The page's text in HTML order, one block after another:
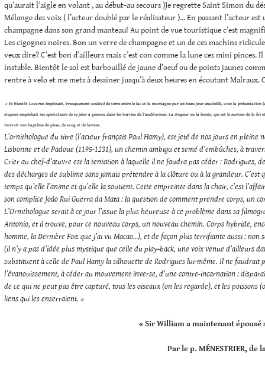
qu’aurait l’aigle en volant , au début-au secours )Je regrette Saint Simon du
Mélange des voix ( l’acteur doublé par le réalisateur )… En passant l’acteur
champagne dans son grand manteau! Au point de vue touristique c’est
Les cigognes noires. Bon un verre de champagne et un de ces machins
veux dire? C’est bon d’ailleurs mais c’est con comme la lune ces mini pinces.
instable. Bientôt le sol est barbouillé de jaune d’oeuf ou de points jaunes
rentre à velo et me mets à dessiner jusqu’à deux heures en écoutant Malraux.
« Et bientôt Locarno implosait, brusquement soulevé de terre entre le lac et la montagne par un beau jour ensoleillé, avec la
stupeur empêchait ses spectateurs de se jeter à genoux dans les travées de l’auditorium. La stupeur ou la honte, qui est le moteur de la foi
recevait son baptême de pisse, de sang et de larmes.
L’ornithologue du titre (l’acteur français Paul Hamy), est jeté de nos jours en
Lisbonne et de Padoue (1195-1231), un chemin ambigu et semé d’embûches, à
Crier au chef-d’œuvre est la tentation à laquelle il ne faudra pas céder : Rodrigues,
des décharges de sublime sans jamais prétendre à la clôture ou à la grandeur.
temps qu’elle l’anime et qu’elle la soutient. Cette empreinte dans la chair, c’est
son complice João Rui Guerra da Mata : la question de comment prendre corps, un
L’Ornithologue serait à ce jour l’issue la plus heureuse à ce problème dans sa
Antonio, et il trouve, pour ce nouveau corps, un nouveau chemin. Corps hybride,
homme, la Dernière Fois que j’ai vu Macao…), et de façon plus terrifiante aussi :
(il n’y a pas d’idée plus mystique que celle du play-back, une voix venue d’ailleurs
substituent à celle de Paul Hamy la silhouette de Rodrigues lui-même. Il ne
l’évanouissement, à céder au mouvement inverse, d’une contre-incarnation :
de ce qui ne peut pas être capturé, tous les oiseaux (on les regarde), et les
liens qui les enserraient. »
« Sir William a maintenant épousé
Par le p. MÉNESTRIER, de